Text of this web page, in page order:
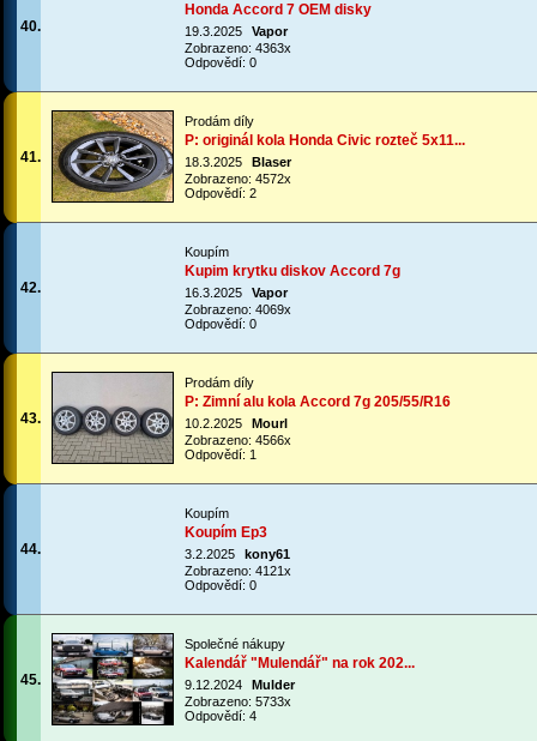
40.
Honda Accord 7 OEM disky
19.3.2025
Vapor
Zobrazeno: 4363x
Odpovědí: 0
41.
Prodám díly
P: originál kola Honda Civic rozteč 5x11...
18.3.2025
Blaser
Zobrazeno: 4572x
Odpovědí: 2
42.
Koupím
Kupim krytku diskov Accord 7g
16.3.2025
Vapor
Zobrazeno: 4069x
Odpovědí: 0
43.
Prodám díly
P: Zimní alu kola Accord 7g 205/55/R16
10.2.2025
Mourl
Zobrazeno: 4566x
Odpovědí: 1
44.
Koupím
Koupím Ep3
3.2.2025
kony61
Zobrazeno: 4121x
Odpovědí: 0
45.
Společné nákupy
Kalendář "Mulendář" na rok 202...
9.12.2024
Mulder
Zobrazeno: 5733x
Odpovědí: 4